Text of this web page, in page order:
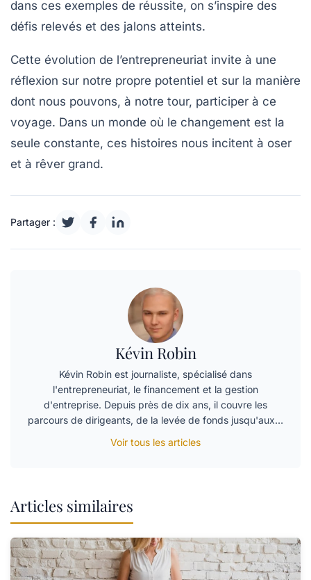
dans ces exemples de réussite, on s’inspire des
défis relevés et des jalons atteints.
Cette évolution de l’entrepreneuriat invite à une
réflexion sur notre propre potentiel et sur la manière
dont nous pouvons, à notre tour, participer à ce
voyage. Dans un monde où le changement est la
seule constante, ces histoires nous incitent à oser
et à rêver grand.
Partager :
Kévin Robin
Kévin Robin est journaliste, spécialisé dans
l'entrepreneuriat, le financement et la gestion
d'entreprise. Depuis près de dix ans, il couvre les
parcours de dirigeants, de la levée de fonds jusqu'aux…
Voir tous les articles
Articles similaires